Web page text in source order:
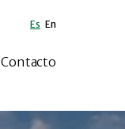
Es En
Contacto